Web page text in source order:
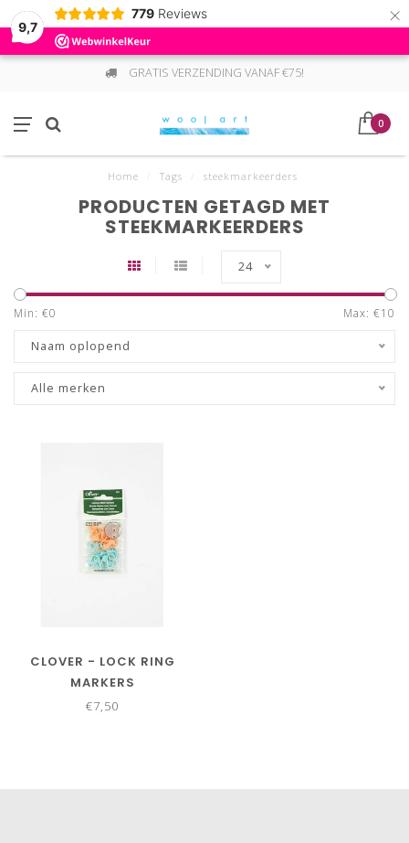
9,7
779 Reviews ×
GRATIS VERZENDING VANAF €75!
0
Home Tags steekmarkeerders
PRODUCTEN GETAGD MET
STEEKMARKEERDERS
24
Min: €0 Max: €10
Naam oplopend
Alle merken
CLOVER - LOCK RING
MARKERS
€7,50